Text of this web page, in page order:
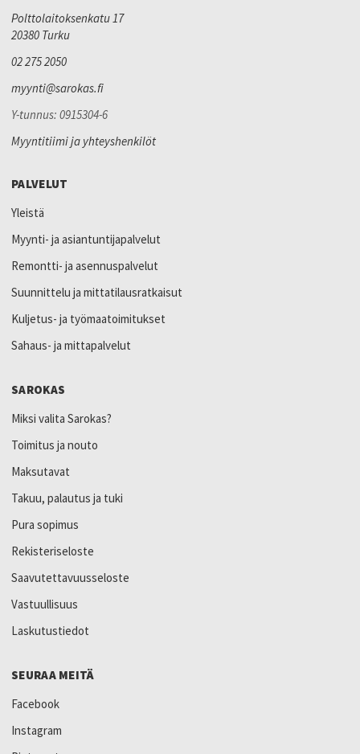
Polttolaitoksenkatu 17
20380 Turku
02 275 2050
myynti@sarokas.fi
Y-tunnus: 0915304-6
Myyntitiimi ja yhteyshenkilöt
PALVELUT
Yleistä
Myynti- ja asiantuntijapalvelut
Remontti- ja asennuspalvelut
Suunnittelu ja mittatilausratkaisut
Kuljetus- ja työmaatoimitukset
Sahaus- ja mittapalvelut
SAROKAS
Miksi valita Sarokas?
Toimitus ja nouto
Maksutavat
Takuu, palautus ja tuki
Pura sopimus
Rekisteriseloste
Saavutettavuusseloste
Vastuullisuus
Laskutustiedot
SEURAA MEITÄ
Facebook
Instagram